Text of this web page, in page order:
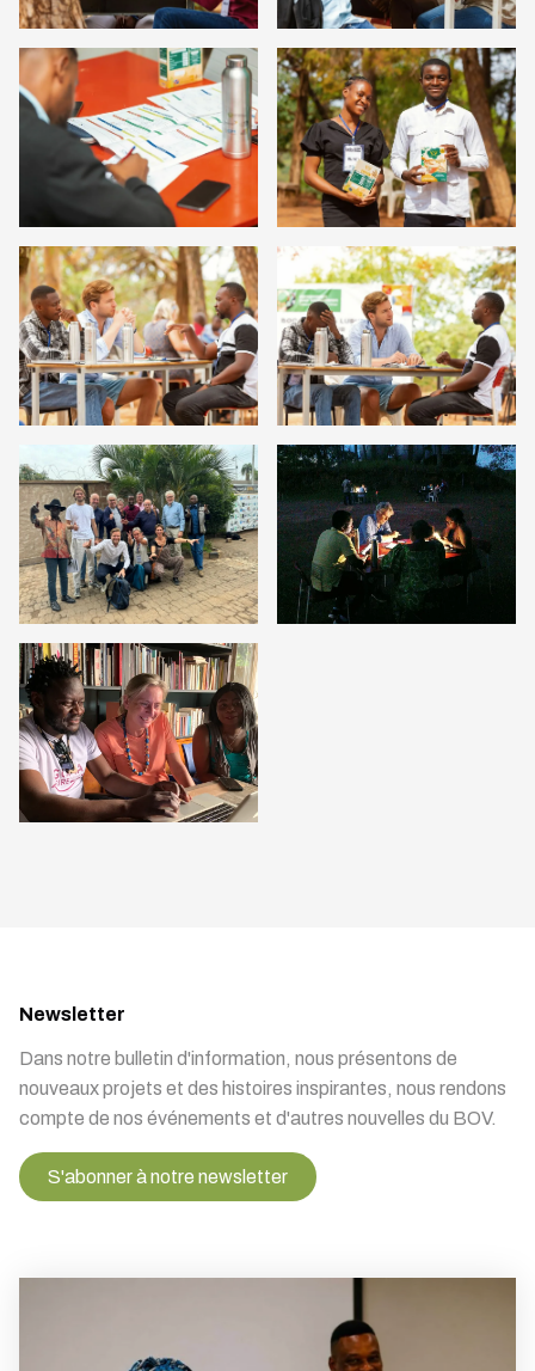
Newsletter
Dans notre bulletin d'information, nous présentons de
nouveaux projets et des histoires inspirantes, nous rendons
compte de nos événements et d'autres nouvelles du BOV.
S'abonner à notre newsletter